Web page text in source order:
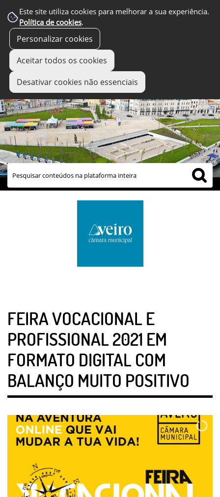
Este site utiliza cookies para melhorar a sua experiência.
Política de cookies.
Personalizar cookies
Aceitar todos os cookies
Desativar cookies não essenciais
links úteis
FEIRA VOCACIONAL E
PROFISSIONAL 2021 EM
FORMATO DIGITAL COM
BALANÇO MUITO POSITIVO